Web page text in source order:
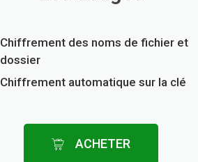
Chiffrement des noms de fichier et
dossier
Chiffrement automatique sur la clé
ACHETER